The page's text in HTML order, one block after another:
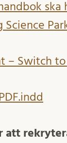
ska
– Switch
att